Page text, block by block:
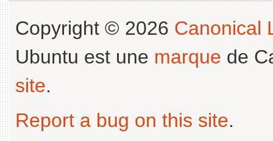
Copyright © 2026 Canonical
Ubuntu est une marque de
site.
Report a bug on this site.